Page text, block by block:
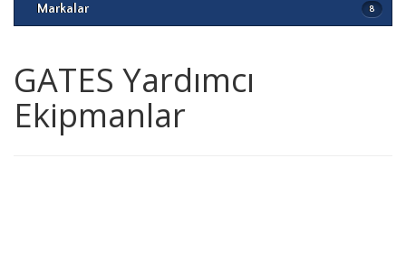
8
Markalar
FREUDENBERG
GATES Yardımcı
Ekipmanlar